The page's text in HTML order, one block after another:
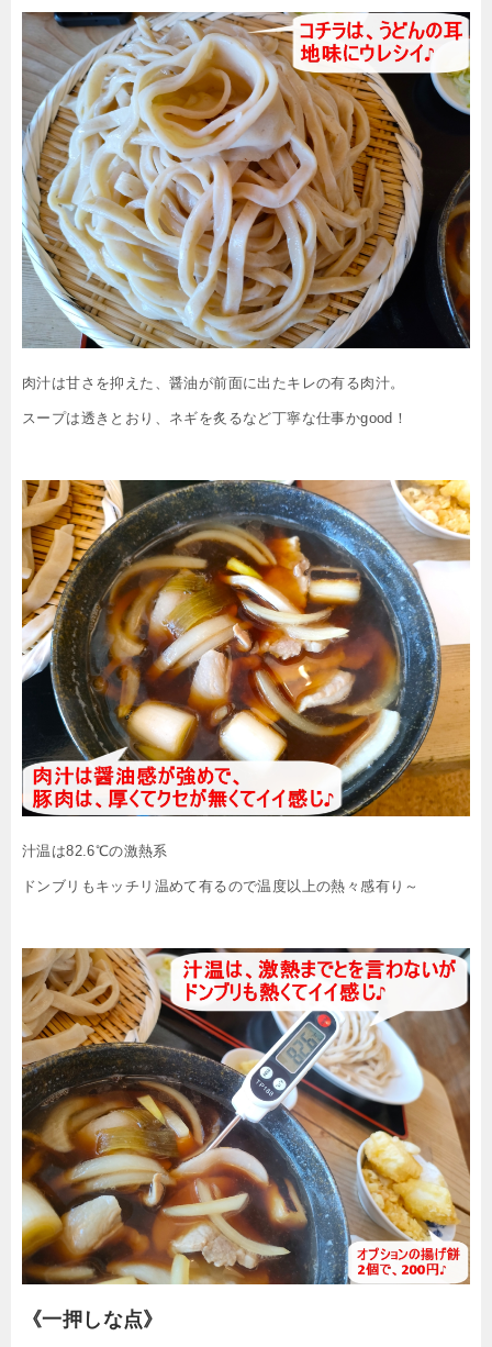
肉汁は甘さを抑えた、醤油が前面に出たキレの有る肉汁。
スープは透きとおり、ネギを炙るなど丁寧な仕事かgood！
汁温は82.6℃の激熱系
ドンブリもキッチリ温めて有るので温度以上の熱々感有り～
《一押しな点》